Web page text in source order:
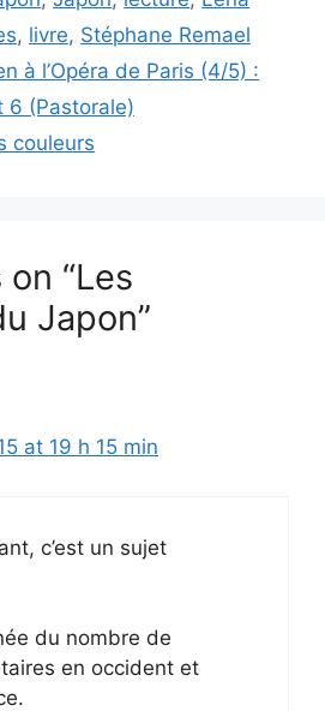
, livre, Stéphane Remael
à l’Opéra de Paris (4/5) :
6 (Pastorale)
couleurs
“Les
Japon”
at 19 h 15 min
c’est un sujet
du nombre de
en occident et